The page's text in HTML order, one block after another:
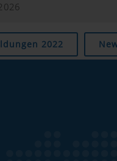
Datenschutzmodus
gespeichert, es sei
2022